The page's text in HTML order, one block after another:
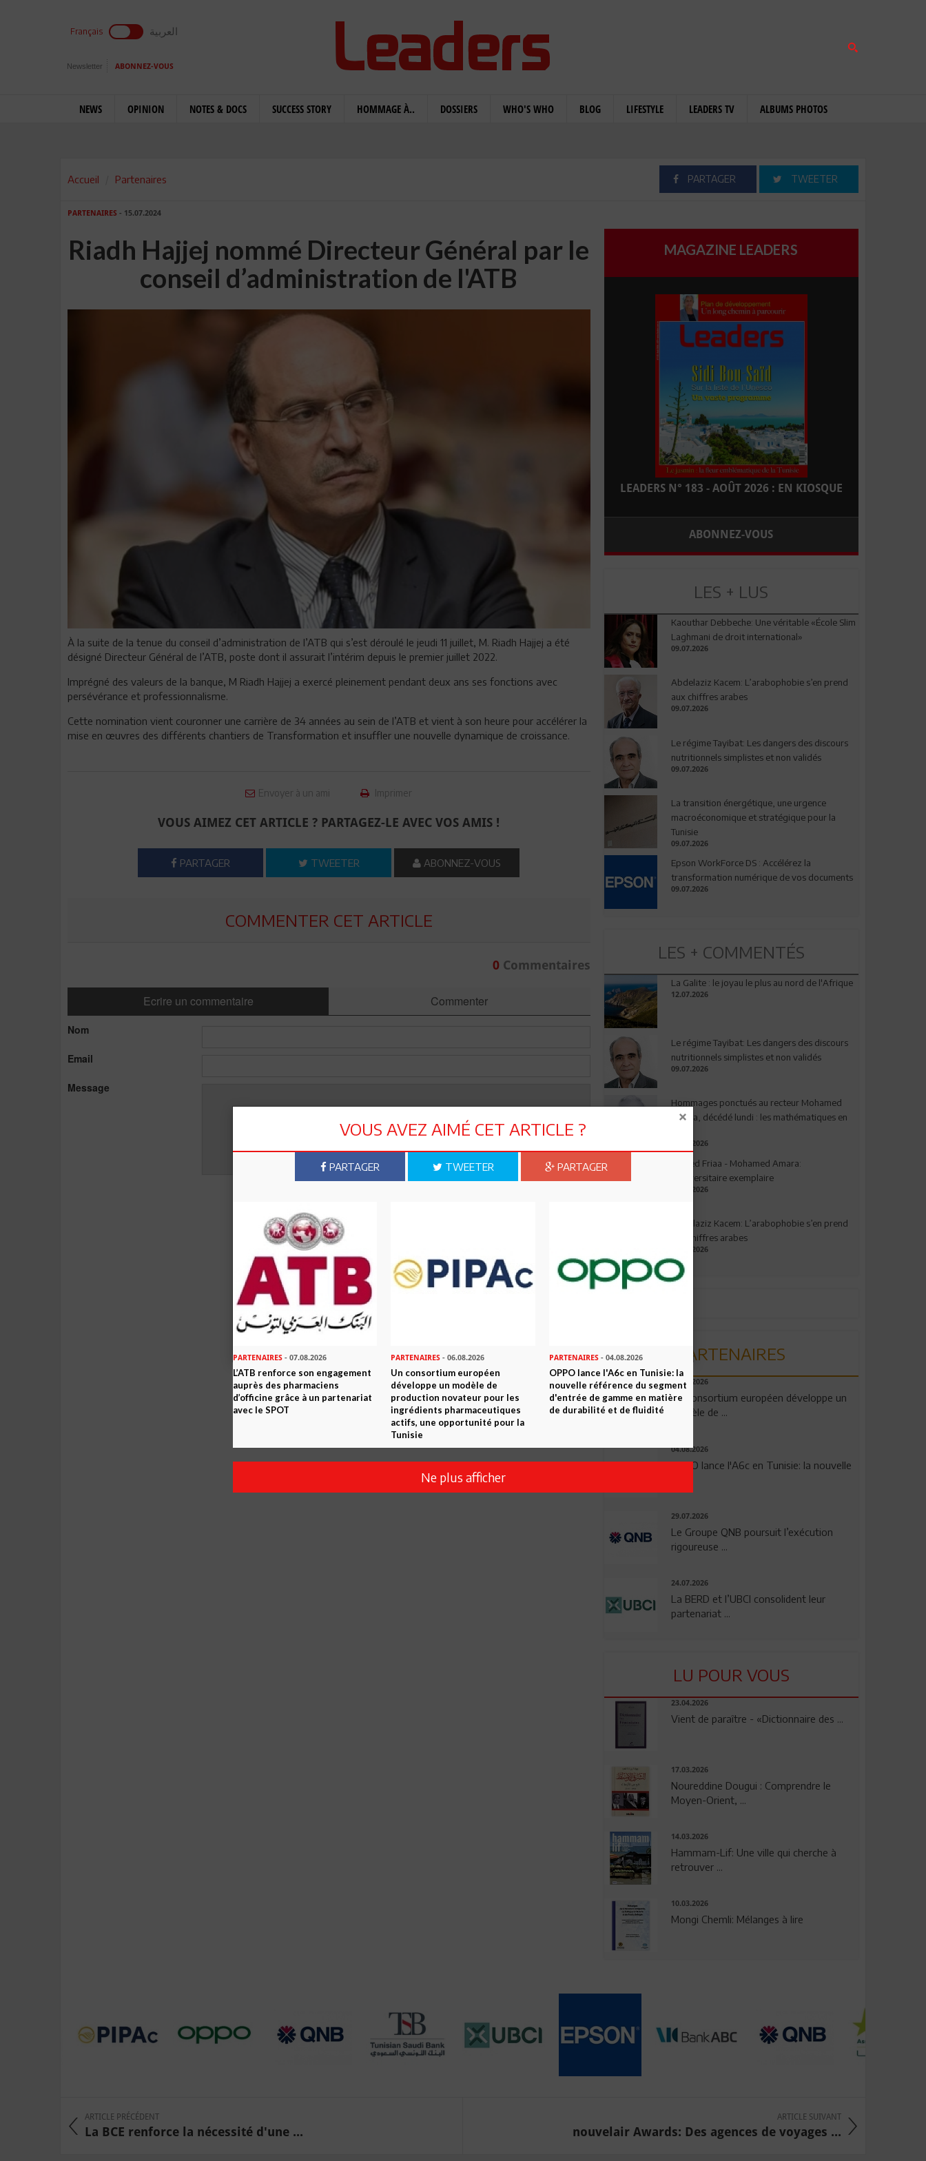
Français العربية
Newsletter ABONNEZ-VOUS
NEWS OPINION NOTES & DOCS SUCCESS STORY HOMMAGE À.. DOSSIERS WHO'S WHO BLOG LIFESTYLE LEADERS TV ALBUMS PHOTOS
Accueil Partenaires PARTAGER TWEETER
PARTENAIRES - 15.07.2024
Riadh Hajjej nommé Directeur Général par le
conseil d’administration de l'ATB
À la suite de la tenue du conseil d’administration de l’ATB qui s’est déroulé le jeudi 11 juillet, M. Riadh Hajjej a été
désigné Directeur Général de l’ATB, poste dont il assurait l’intérim depuis le premier juillet 2022.
Imprégné des valeurs de la banque, M Riadh Hajjej a exercé pleinement pendant deux ans ses fonctions avec
persévérance et professionnalisme.
Cette nomination vient couronner une carrière de 34 années au sein de l’ATB et vient à son heure pour accélérer la
mise en œuvres des différents chantiers de Transformation et insuffler une nouvelle dynamique de croissance.
Envoyer à un ami Imprimer
VOUS AIMEZ CET ARTICLE ? PARTAGEZ-LE AVEC VOS AMIS !
PARTAGER TWEETER ABONNEZ-VOUS
COMMENTER CET ARTICLE
0Commentaires
Ecrire un commentaire Commenter
Nom
Email
Message
MAGAZINE LEADERS
LEADERS N° 183 - AOÛT 2026 : EN KIOSQUE
ABONNEZ-VOUS
LES + LUS
Kaouthar Debbeche: Une véritable «École Slim
Laghmani de droit international»
09.07.2026
Abdelaziz Kacem: L’arabophobie s’en prend
aux chiffres arabes
09.07.2026
Le régime Tayibat: Les dangers des discours
nutritionnels simplistes et non validés
09.07.2026
La transition énergétique, une urgence
macroéconomique et stratégique pour la
Tunisie
09.07.2026
Epson WorkForce DS : Accélérez la
transformation numérique de vos documents
09.07.2026
LES + COMMENTÉS
La Galite : le joyau le plus au nord de l'Afrique
12.07.2026
Le régime Tayibat: Les dangers des discours
nutritionnels simplistes et non validés
09.07.2026
Hommages ponctués au recteur Mohamed
Amara, décédé lundi : les mathématiques en
03.08.2026
Ahmed Friaa - Mohamed Amara:
l’Universitaire exemplaire
04.08.2026
Abdelaziz Kacem: L’arabophobie s’en prend
aux chiffres arabes
09.07.2026
PARTENAIRES
06.08.2026
Un consortium européen développe un
modèle de ...
04.08.2026
OPPO lance l'A6c en Tunisie: la nouvelle
29.07.2026
Le Groupe QNB poursuit l’exécution
rigoureuse ...
24.07.2026
La BERD et l’UBCI consolident leur
partenariat ...
LU POUR VOUS
23.04.2026
Vient de paraître - «Dictionnaire des ...
17.03.2026
Noureddine Dougui : Comprendre le
Moyen-Orient, ...
14.03.2026
Hammam-Lif: Une ville qui cherche à
retrouver ...
10.03.2026
Mongi Chemli: Mélanges à lire
ARTICLE PRÉCÉDENT
La BCE renforce la nécessité d'une ...
ARTICLE SUIVANT
nouvelair Awards: Des agences de voyages ...
VOUS AVEZ AIMÉ CET ARTICLE ?
PARTAGER TWEETER PARTAGER
PARTENAIRES - 07.08.2026
L’ATB renforce son engagement
auprès des pharmaciens
d’officine grâce à un partenariat
avec le SPOT
PARTENAIRES - 06.08.2026
Un consortium européen
développe un modèle de
production novateur pour les
ingrédients pharmaceutiques
actifs, une opportunité pour la
Tunisie
PARTENAIRES- 04.08.2026
OPPO lance l'A6c en Tunisie: la
nouvelle référence du segment
d'entrée de gamme en matière
de durabilité et de fluidité
Ne plus afficher